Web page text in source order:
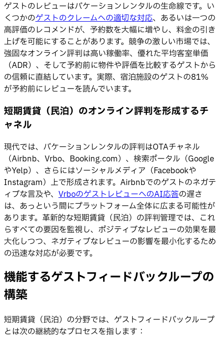
ゲストのレビューはバケーションレンタルの生命線です。い
くつかのゲストのクレームへの適切な対応、あるいは一つの
高評価のレコメンドが、予約数を大幅に増やし、料金の引き
上げを可能にすることがあります。競争の激しい市場では、
強固なオンライン評判は高い稼働率、優れた平均客室単価
（ADR）、そして予約前に物件や評価を比較するゲストから
の信頼に直結しています。実際、宿泊施設のゲストの81%
が予約前にレビューを読んでいます。
短期賃貸（民泊）のオンライン評判を形成するチ
ャネル
現代では、バケーションレンタルの評判はOTAチャネル
（Airbnb、Vrbo、Booking.com）、検索ポータル（Google
やYelp）、さらにはソーシャルメディア（Facebookや
Instagram）上で形成されます。Airbnbでのゲストのネガテ
ィブな言及や、 VrboのゲストレビューへのAI応答の遅さ
は、あっという間にプラットフォーム全体に広まる可能性が
あります。革新的な短期賃貸（民泊）の評判管理では、これ
らすべての要因を監視し、ポジティブなレビューの効果を最
大化しつつ、ネガティブなレビューの影響を最小化するため
の迅速な対応が必要です。
機能するゲストフィードバックループの
構築
短期賃貸（民泊）の分野では、ゲストフィードバックループ
とは次の継続的なプロセスを指します：